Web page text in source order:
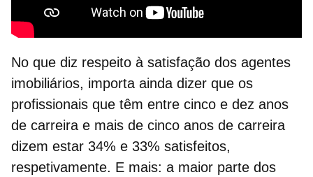
No que diz respeito à satisfação dos agentes
imobiliários, importa ainda dizer que os
profissionais que têm entre cinco e dez anos
de carreira e mais de cinco anos de carreira
dizem estar 34% e 33% satisfeitos,
respetivamente. E mais: a maior parte dos